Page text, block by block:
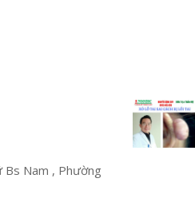
Bs Nam , Phường